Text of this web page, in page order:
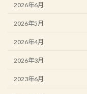
2026年6月
2026年5月
2026年4月
2026年3月
2023年6月